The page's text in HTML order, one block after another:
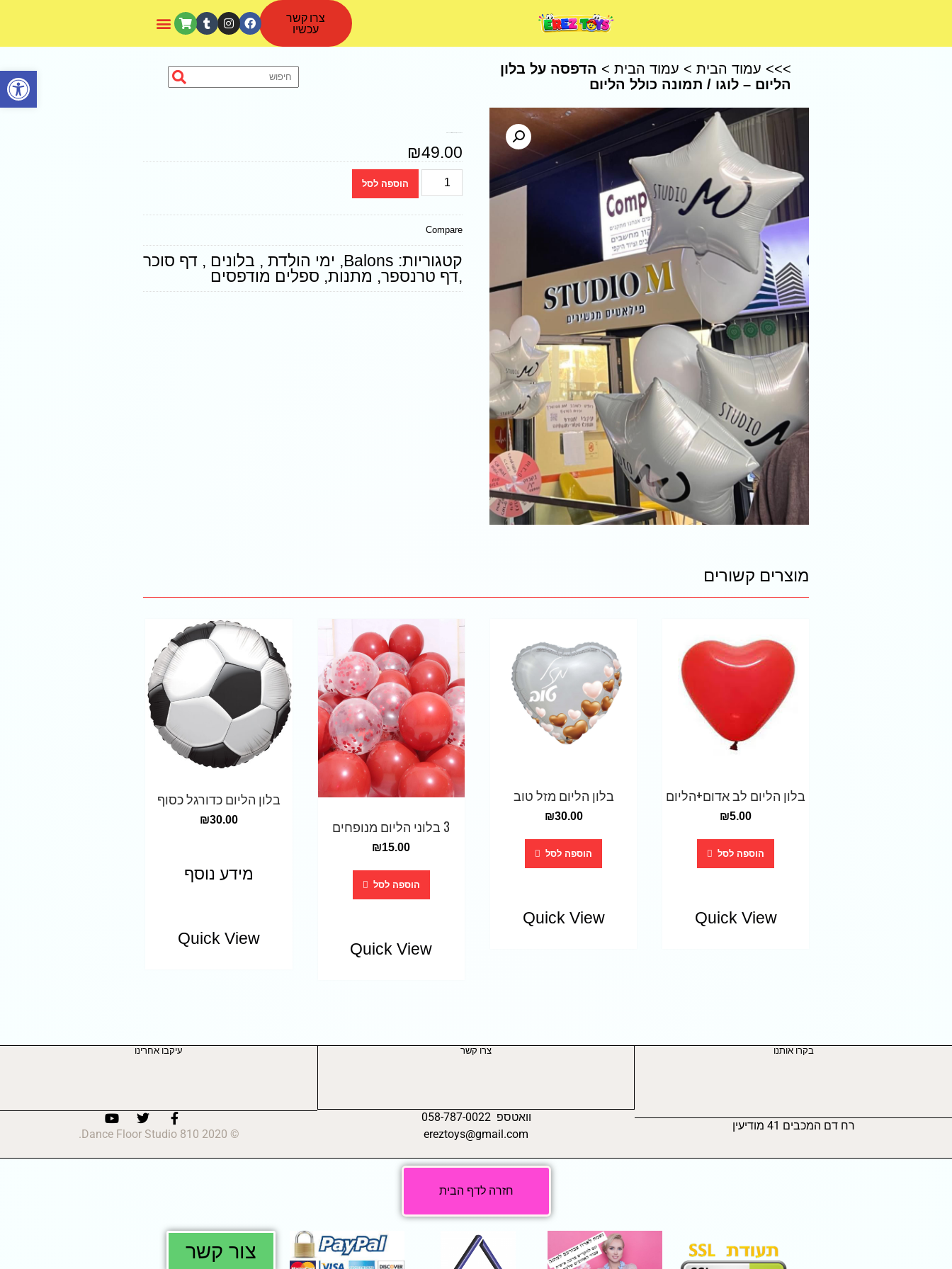
פתח סרגל נגישות
צרו קשר
עכשיו
>>> עמוד הבית > עמוד הבית > הדפסה על בלון
הליום – לוגו / תמונה כולל הליום
₪49.00
הוספה לסל
Compare
קטגוריות: Balons
, ימי הולדת , בלונים , דף סוכר
,דף טרנספר, מתנות, ספלים מודפסים
מוצרים קשורים
בלון הליום לב אדום+הליום
₪5.00
הוספה לסל
Quick View
בלון הליום מזל טוב
₪30.00
הוספה לסל
Quick View
3 בלוני הליום מנופחים
₪15.00
הוספה לסל
Quick View
בלון הליום כדורגל כסוף
₪30.00
מידע נוסף
Quick View
בקרו אותנו
רח דם המכבים 41 מודיעין
צרו קשר
וואטספ 058-787-0022
ereztoys@gmail.com
עיקבו אחרינו
© 2020 810 Dance Floor Studio.
חזרה לדף הבית
צור קשר